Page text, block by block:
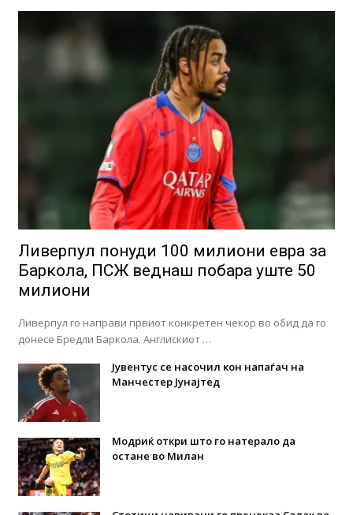
Ливерпул понуди 100 милиони евра за
Баркола, ПСЖ веднаш побара уште 50
милиони
Ливерпул го направи првиот конкретен чекор во обид да го
донесе Бредли Баркола. Англискиот …
Јувентус се насочил кон напаѓач на
Манчестер Јунајтед
Модриќ откри што го натерало да
остане во Милан